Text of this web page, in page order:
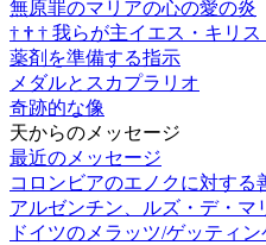
無原罪のマリアの心の愛の炎
† † † 我らが主イエス・キリ
薬剤を準備する指示
メダルとスカプラリオ
奇跡的な像
天からのメッセージ
最近のメッセージ
コロンビアのエノクに対す
アルゼンチン、ルズ・デ・マ
ドイツのメラッツ/ゲッティ